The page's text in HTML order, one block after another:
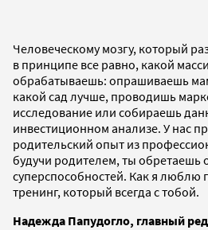
Человеческому мозгу, который
в принципе все равно, какой
обрабатываешь: опрашиваешь
какой сад лучше, проводишь
исследование или собираешь
инвестиционном анализе. У нас
родительский опыт из
будучи родителем, ты обретаешь
суперспособностей. Как я люблю
тренинг, который всегда с тобой.
Надежда Папудогло, главный